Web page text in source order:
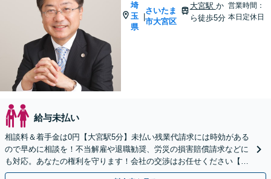
埼
玉
県
|
さいたま
市大宮区
大宮駅 か
ら徒歩5分
営業時間：
本日定休日
給与未払い
相談料＆着手金は0円【大宮駅5分】未払い残業代請求には時効がある
ので早めに相談を！不当解雇や退職勧奨、労災の損害賠償請求などに
も対応。あなたの権利を守ります！会社の交渉はお任せください【休
日・夜間対応可】